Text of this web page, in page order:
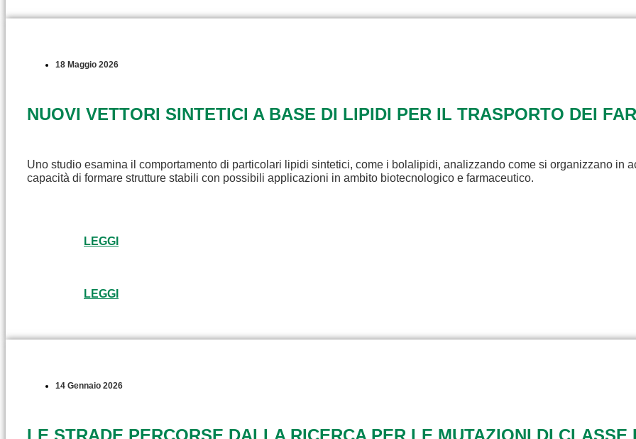
18 Maggio 2026
NUOVI VETTORI SINTETICI A BASE DI LIPIDI PER IL TRASPORTO DEI
Uno studio esamina il comportamento di particolari lipidi sintetici, come i bolalipidi, analizzando come si organizzano in
capacità di formare strutture stabili con possibili applicazioni in ambito biotecnologico e farmaceutico.
LEGGI
LEGGI
14 Gennaio 2026